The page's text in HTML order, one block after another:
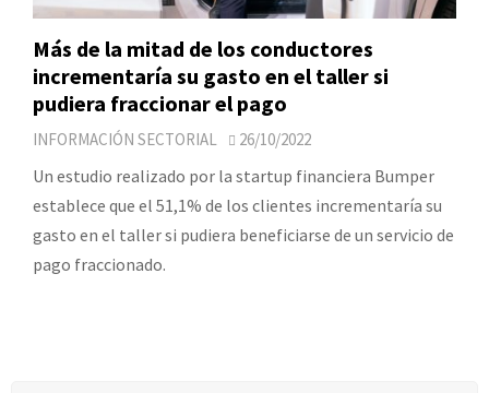
Más de la mitad de los conductores
incrementaría su gasto en el taller si
pudiera fraccionar el pago
INFORMACIÓN SECTORIAL 26/10/2022
Un estudio realizado por la startup financiera Bumper
establece que el 51,1% de los clientes incrementaría su
gasto en el taller si pudiera beneficiarse de un servicio de
pago fraccionado.